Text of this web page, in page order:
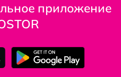
приложение